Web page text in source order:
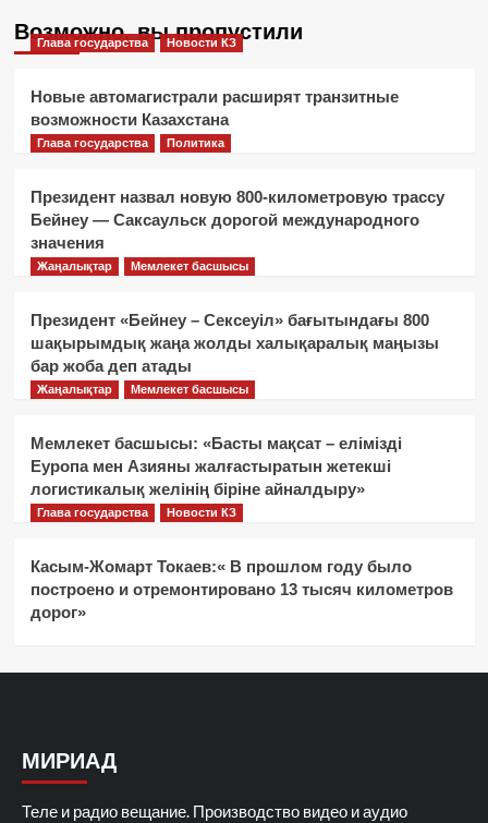
Возможно, вы пропустили
Глава государства Новости КЗ
Новые автомагистрали расширят транзитные
возможности Казахстана
Глава государства Политика
Президент назвал новую 800-километровую трассу
Бейнеу — Саксаульск дорогой международного
значения
Жаңалықтар Мемлекет басшысы
Президент «Бейнеу – Сексеуіл» бағытындағы 800
шақырымдық жаңа жолды халықаралық маңызы
бар жоба деп атады
Жаңалықтар Мемлекет басшысы
Мемлекет басшысы: «Басты мақсат – елімізді
Еуропа мен Азияны жалғастыратын жетекші
логистикалық желінің біріне айналдыру»
Глава государства Новости КЗ
Касым-Жомарт Токаев:« В прошлом году было
построено и отремонтировано 13 тысяч километров
дорог»
МИРИАД
Теле и радио вещание. Производство видео и аудио